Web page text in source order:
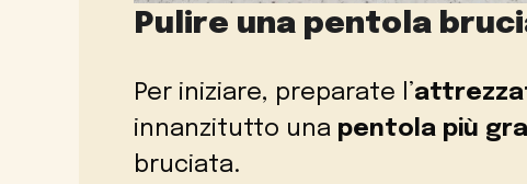
Pulire una pentola
Per iniziare, preparate l’
innanzitutto una pentola più
bruciata.